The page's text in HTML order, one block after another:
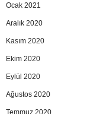
Ocak 2021
Aralık 2020
Kasım 2020
Ekim 2020
Eylül 2020
Ağustos 2020
Temmuz 2020